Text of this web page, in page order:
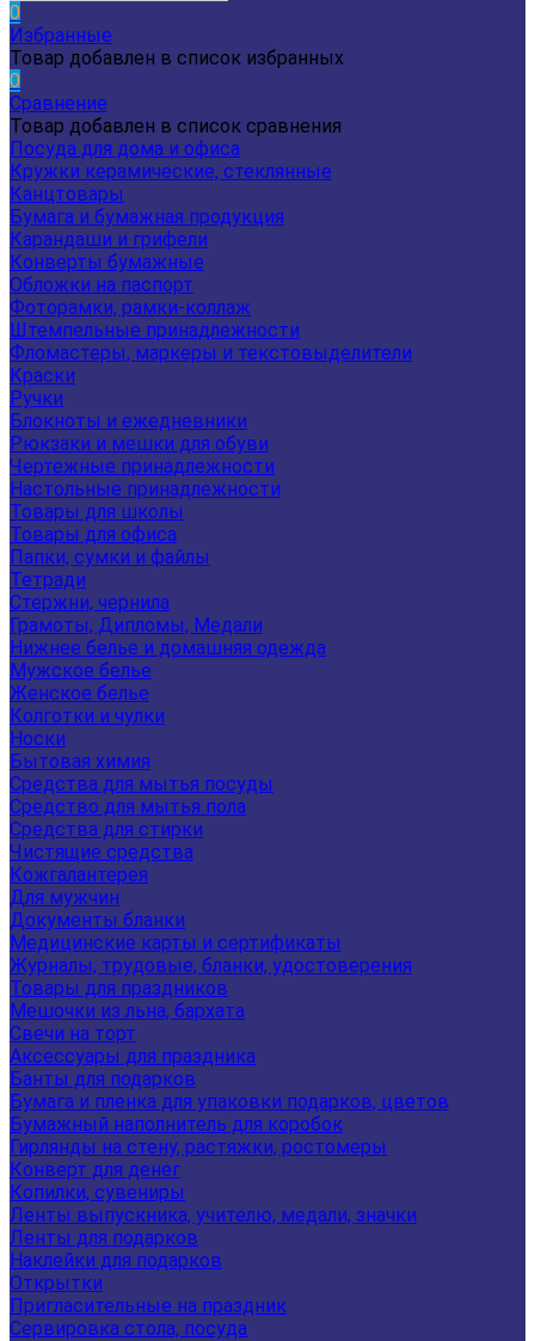
0
Избранные
Товар добавлен в список избранных
0
Сравнение
Товар добавлен в список сравнения
Посуда для дома и офиса
Кружки керамические, стеклянные
Канцтовары
Бумага и бумажная продукция
Карандаши и грифели
Конверты бумажные
Обложки на паспорт
Фоторамки, рамки-коллаж
Штемпельные принадлежности
Фломастеры, маркеры и текстовыделители
Краски
Ручки
Блокноты и ежедневники
Рюкзаки и мешки для обуви
Чертежные принадлежности
Настольные принадлежности
Товары для школы
Товары для офиса
Папки, сумки и файлы
Тетради
Стержни, чернила
Грамоты, Дипломы, Медали
Нижнее белье и домашняя одежда
Мужское белье
Женское белье
Колготки и чулки
Носки
Бытовая химия
Средства для мытья посуды
Средство для мытья пола
Средства для стирки
Чистящие средства
Кожгалантерея
Для мужчин
Документы бланки
Медицинские карты и сертификаты
Журналы, трудовые, бланки, удостоверения
Товары для праздников
Мешочки из льна, бархата
Свечи на торт
Аксессуары для праздника
Банты для подарков
Бумага и пленка для упаковки подарков, цветов
Бумажный наполнитель для коробок
Гирлянды на стену, растяжки, ростомеры
Конверт для денег
Копилки, сувениры
Ленты выпускника, учителю, медали, значки
Ленты для подарков
Наклейки для подарков
Открытки
Пригласительные на праздник
Сервировка стола, посуда